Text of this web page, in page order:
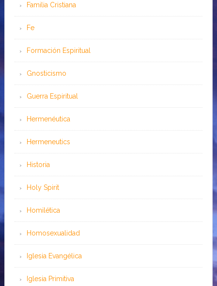
Familia Cristiana
Fe
Formación Espiritual
Gnosticismo
Guerra Espiritual
Hermenéutica
Hermeneutics
Historia
Holy Spirit
Homilética
Homosexualidad
Iglesia Evangélica
Iglesia Primitiva